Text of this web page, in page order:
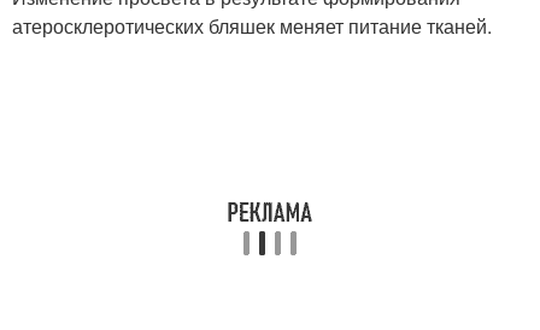
атеросклеротических бляшек меняет питание тканей.